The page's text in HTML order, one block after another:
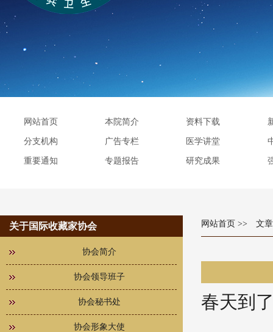
网站首页 本院简介 资料下载
分支机构 广告专栏 医学讲堂
重要通知 专题报告 研究成果
关于国际收藏家协会
协会简介
协会领导班子
协会秘书处
协会形象大使
网站首页 >> 文章
春天到